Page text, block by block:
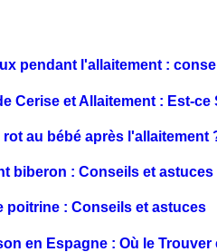
pendant l'allaitement :
Cerise et Allaitement : Est-ce
rot au bébé après l'allaitement
biberon : Conseils et astuces
poitrine : Conseils et astuces
en Espagne : Où le